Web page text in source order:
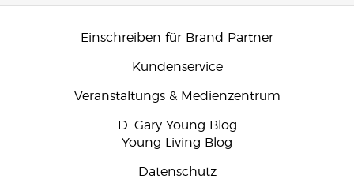
Einschreiben für Brand Partner
Kundenservice
Veranstaltungs & Medienzentrum
D. Gary Young Blog
Young Living Blog
Datenschutz